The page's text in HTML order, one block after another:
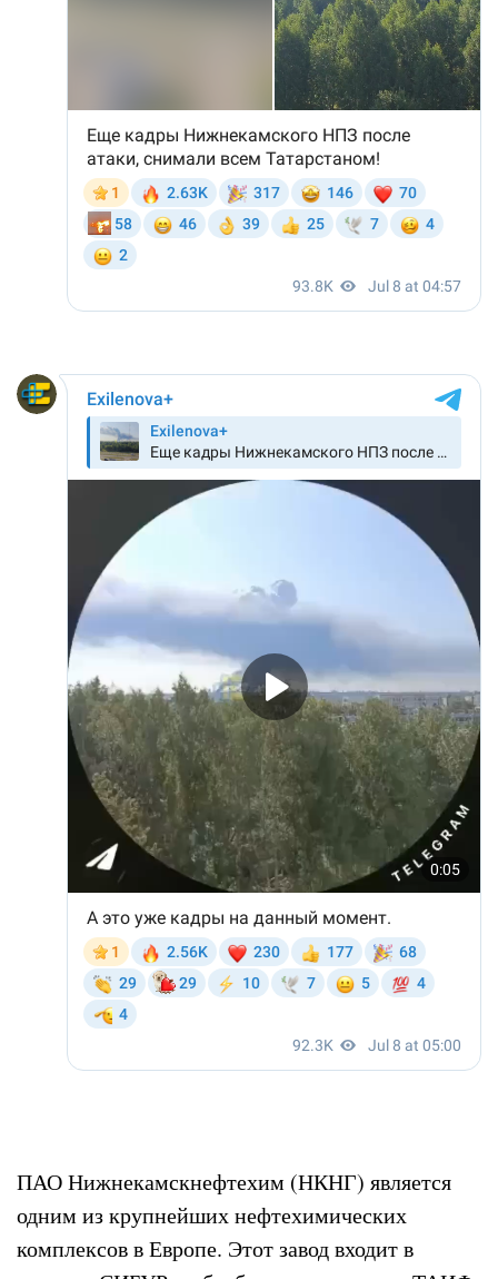
ПАО Нижнекамскнефтехим (НКНГ) является
одним из крупнейших нефтехимических
комплексов в Европе. Этот завод входит в